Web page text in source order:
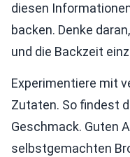
diesen
backen. Denke
und die Backzeit
Experimentiere mit
Zutaten. So findest
Geschmack. Guten
selbstgemachten